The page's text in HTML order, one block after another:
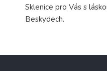
Sklenice pro Vás s
Beskydech.